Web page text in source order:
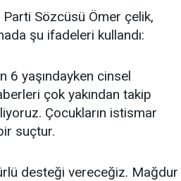
Parti Sözcüsü Ömer çelik,
şu ifadeleri kullandı:
6 yaşındayken cinsel
çok yakından takip
Çocukların istismar
suçtur.
desteği vereceğiz. Mağdur